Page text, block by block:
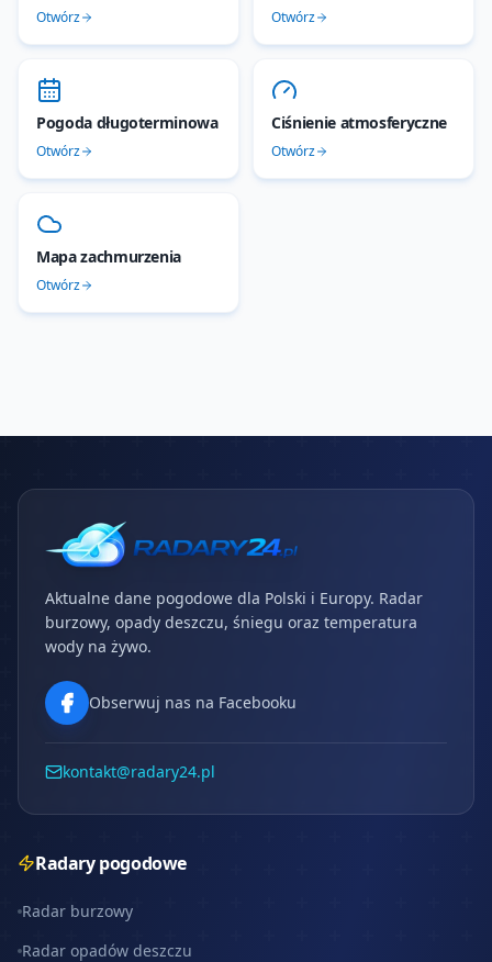
Otwórz Otwórz
Pogoda długoterminowa
Otwórz
Ciśnienie atmosferyczne
Otwórz
Mapa zachmurzenia
Otwórz
Aktualne dane pogodowe dla Polski i Europy. Radar
burzowy, opady deszczu, śniegu oraz temperatura
wody na żywo.
Obserwuj nas na Facebooku
kontakt@radary24.pl
Radary pogodowe
Radar burzowy
Radar opadów deszczu